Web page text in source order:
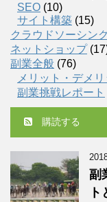
SEO (10)
サイト構築 (15)
クラウドソーシン
ネットショップ
副業全般 (76)
メリット・デメリ
副業挑戦レポート
購読する
副